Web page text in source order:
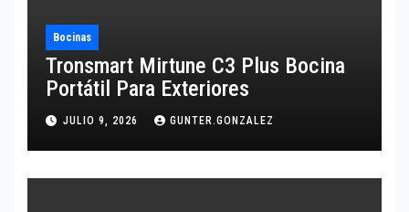
Bocinas
Tronsmart Mirtune C3 Plus Bocina
Portátil Para Exteriores
JULIO 9, 2026 GUNTER.GONZALEZ